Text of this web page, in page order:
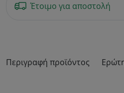
Έτοιμο για αποστολή
Περιγραφή προϊόντος